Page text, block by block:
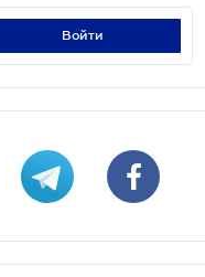
войти